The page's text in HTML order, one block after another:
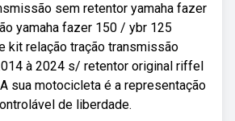
sem retentor yamaha fazer
yamaha fazer 150 / ybr 125
kit relação tração transmissão
à 2024 s/ retentor original riffel
sua motocicleta é a representação
de liberdade.